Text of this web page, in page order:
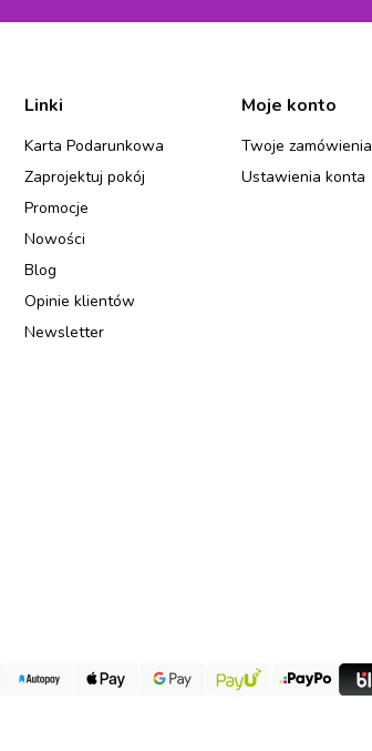
Linki
Karta Podarunkowa
Zaprojektuj pokój
Promocje
Nowości
Blog
Opinie klientów
Newsletter
Moje konto
Twoje zamówienia
Ustawienia konta